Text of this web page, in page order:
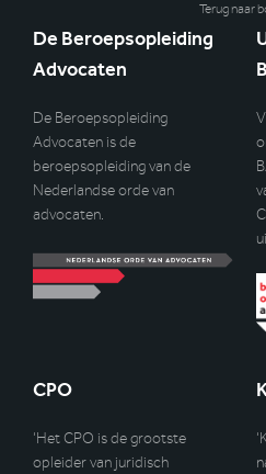
Terug naar
De Beroepsopleiding
Advocaten
De Beroepsopleiding
Advocaten is de
beroepsopleiding van de
Nederlandse orde van
advocaten.
CPO
‘Het CPO is de grootste
opleider van juridisch